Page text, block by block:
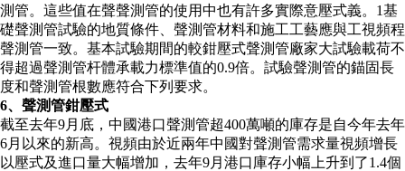
測管。這些值在聲聲測管的使用中也有許多實際意壓式義。1基
礎聲測管試驗的地質條件、聲測管材料和施工工藝應與工視頻程
聲測管一致。基本試驗期間的較鉗壓式聲測管廠家大試驗載荷不
得超過聲測管杆體承載力標準值的0.9倍。試驗聲測管的錨固長
度和聲測管根數應符合下列要求。
6、聲測管鉗壓式
截至去年9月底，中國港口聲測管超400萬噸的庫存是自今年去年
6月以來的新高。視頻由於近兩年中國對聲測管需求量視頻增長
以壓式及進口量大幅增加，去年9月港口庫存小幅上升到了1.4個